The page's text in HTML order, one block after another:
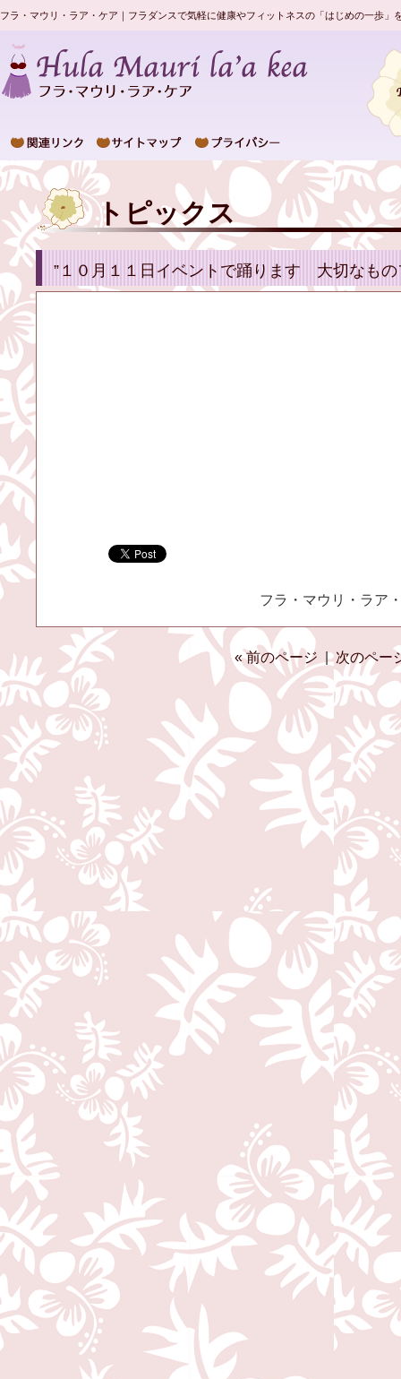
フラ・マウリ・ラア・ケア｜フラダンスで気軽に健康やフィットネスの「はじめの一歩
トピックス
”１０月１１日イベントで踊ります 大切なもの
フラ・マウリ・ラア
« 前のページ |次のペー